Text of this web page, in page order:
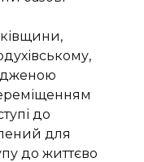
до
для
до життєво